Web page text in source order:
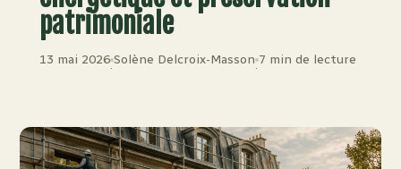
patrimoniale
13 mai 2026
·
Solène Delcroix-Masson
·
7 min de lecture